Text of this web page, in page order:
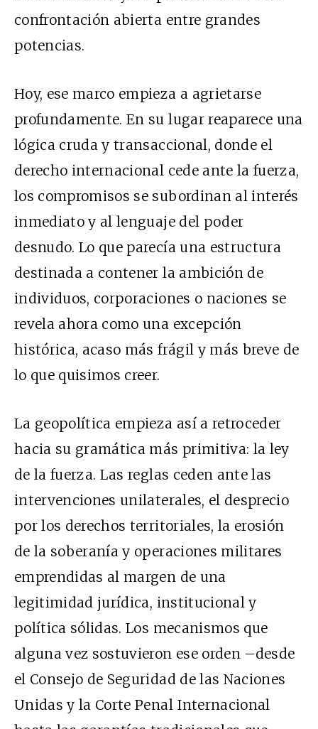
confrontación abierta entre grandes
potencias.
Hoy, ese marco empieza a agrietarse
profundamente. En su lugar reaparece una
lógica cruda y transaccional, donde el
derecho internacional cede ante la fuerza,
los compromisos se subordinan al interés
inmediato y al lenguaje del poder
desnudo. Lo que parecía una estructura
destinada a contener la ambición de
individuos, corporaciones o naciones se
revela ahora como una excepción
histórica, acaso más frágil y más breve de
lo que quisimos creer.
La geopolítica empieza así a retroceder
hacia su gramática más primitiva: la ley
de la fuerza. Las reglas ceden ante las
intervenciones unilaterales, el desprecio
por los derechos territoriales, la erosión
de la soberanía y operaciones militares
emprendidas al margen de una
legitimidad jurídica, institucional y
política sólidas. Los mecanismos que
alguna vez sostuvieron ese orden –desde
el Consejo de Seguridad de las Naciones
Unidas y la Corte Penal Internacional